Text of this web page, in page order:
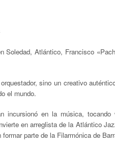
Soledad, Atlántico, Francisco «
sino un creativo
el mundo.
incursionó en la música,
en arreglista de la Atlántico
parte de la Filarmónica de